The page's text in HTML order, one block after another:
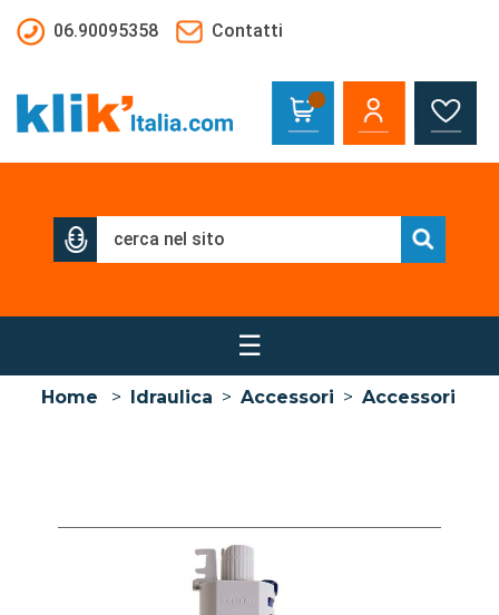
06.90095358
Contatti
☰
Home > Idraulica > Accessori > Accessori